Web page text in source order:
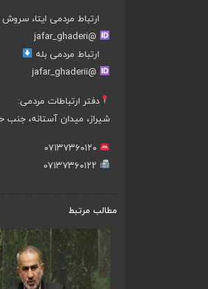
ارتباط مردمی ایتا، سروش
@jafar_ghaderi
ارتباط مردمی بله
@jafar_ghaderii
دفتر ارتباطات مردمی:
شیراز، میدان آستانه،
مطالب مرتبط